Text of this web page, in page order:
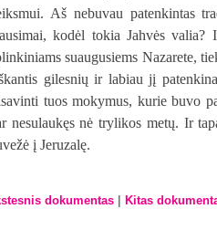
Aš nebuvau patenkintas
kodėl tokia Jahvės valia?
suaugusiems Nazarete,
gilesnių ir labiau jį
tuos mokymus, kurie buvo
nesulaukęs nė trylikos metų. Ir
į Jeruzalę.
dokumentas | Kitas